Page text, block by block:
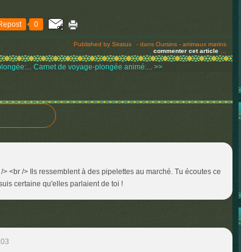
0
Published by Siratus - dans Oursins - animaux marins
commenter cet article
Carnet de voyage-plongée animé:... >>
<br /> Ils ressemblent à des pipelettes au marché. Tu écoutes ce
certaine qu'elles parlaient de toi !